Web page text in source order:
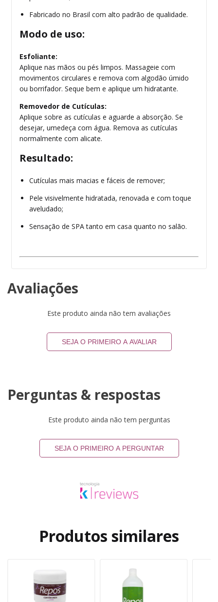
Fabricado no Brasil com alto padrão de qualidade.
Modo de uso:
Esfoliante:
Aplique nas mãos ou pés limpos. Massageie com
movimentos circulares e remova com algodão úmido
ou borrifador. Seque bem e aplique um hidratante.
Removedor de Cutículas:
Aplique sobre as cutículas e aguarde a absorção. Se
desejar, umedeça com água. Remova as cutículas
normalmente com alicate.
Resultado:
Cutículas mais macias e fáceis de remover;
Pele visivelmente hidratada, renovada e com toque
aveludado;
Sensação de SPA tanto em casa quanto no salão.
Avaliações
Este produto ainda não tem avaliações
SEJA O PRIMEIRO A AVALIAR
Perguntas & respostas
Este produto ainda não tem perguntas
SEJA O PRIMEIRO A PERGUNTAR
Produtos similares